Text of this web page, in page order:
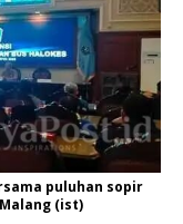
puluhan sopir
(ist)